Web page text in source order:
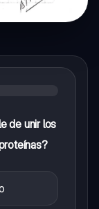
de unir los